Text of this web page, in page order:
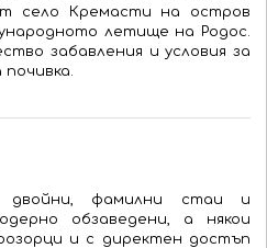
село Кремасти на остров
летище на Родос.
забавления и условия за
двойни, фамилни стаи и
обзаведени, а някои
и с директен достъп